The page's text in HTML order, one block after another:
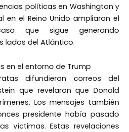
políticas en Washington y
en el Reino Unido ampliaron el
que sigue generando
lados del Atlántico.
en el entorno de Trump
difundieron correos del
que revelaron que Donald
Los mensajes también
presidente había pasado
víctimas. Estas revelaciones